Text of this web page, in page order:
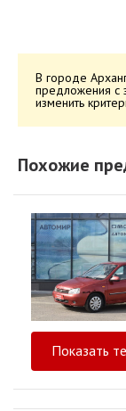
В городе
предложения с
изменить
Похожие
Показать